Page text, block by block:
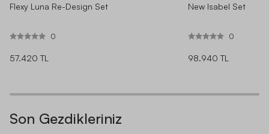
Flexy Luna Re-Design Set
0
57.420 TL
New Isabel Set
0
98.940 TL
Son Gezdikleriniz